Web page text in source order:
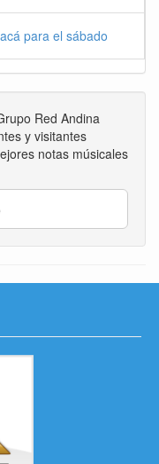
para el sábado
Red Andina
y visitantes
notas músicales